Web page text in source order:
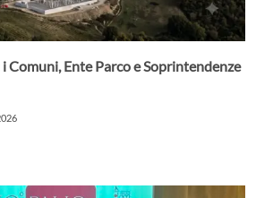
Comuni, Ente Parco e Soprintendenze